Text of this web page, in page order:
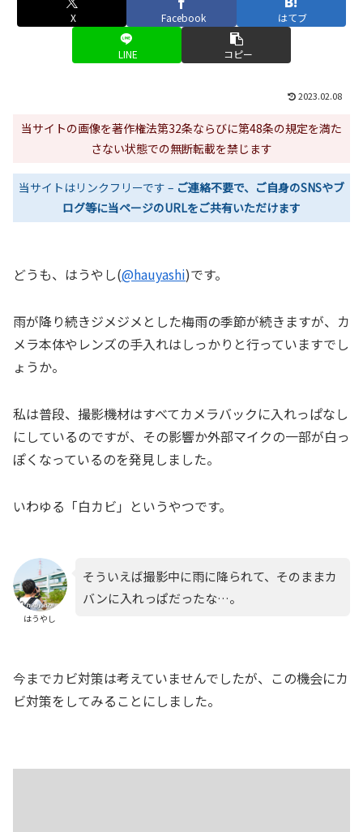
X Facebook はてブ
LINE コピー
2023.02.08
当サイトの画像を著作権法第32条ならびに第48条の規定を満た
さない状態での無断転載を禁じます
当サイトはリンクフリーです – ご連絡不要で、ご自身のSNSやブ
ログ等に当ページのURLをご共有いただけます
どうも、はうやし(@hauyashi)です。
雨が降り続きジメジメとした梅雨の季節が続きますが、カ
メラ本体やレンズの手入れはしっかりと行っていますでし
ょうか。
私は普段、撮影機材はすべてカメラバックに入れっぱなし
にしているのですが、その影響か外部マイクの一部が白っ
ぽくなっているのを発見しました。
いわゆる「白カビ」というやつです。
はうやし
そういえば撮影中に雨に降られて、そのままカ
バンに入れっぱだったな…。
今までカビ対策は考えていませんでしたが、この機会にカ
ビ対策をしてみることにしました。